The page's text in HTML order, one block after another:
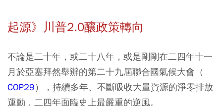
起源》川普2.0釀政策轉向
不論是二十年，或二十八年，或是剛剛在二四年十一
月於亞塞拜然舉辦的第二十九屆聯合國氣候大會（
COP29），持續多年、不斷吸收大量資源的淨零排放
運動，二四年面臨史上最嚴重的逆風。